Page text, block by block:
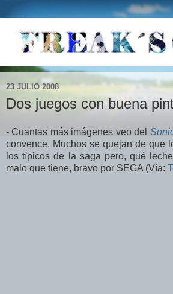
23 JULIO 2008
Dos juegos con buena
- Cuantas más imágenes veo del
convence. Muchos se quejan de que
los típicos de la saga pero, qué
malo que tiene, bravo por SEGA (Vía: